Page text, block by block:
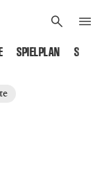
SPIELPLAN